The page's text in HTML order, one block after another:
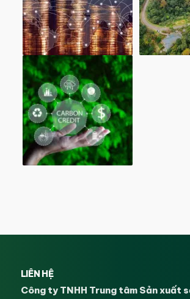
LIÊN HỆ
Công ty TNHH Trung tâm Sản xuất